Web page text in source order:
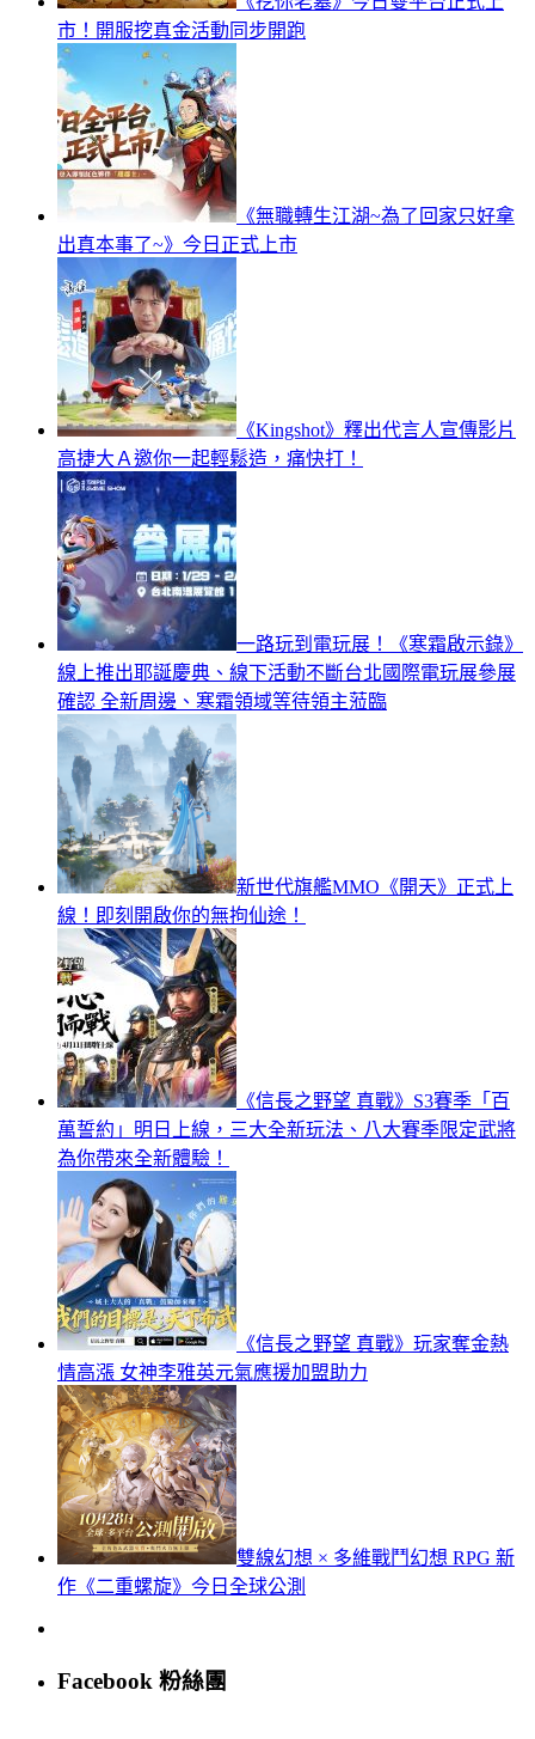
市！開服挖真金活動同步開跑
《無職轉生江湖~為了回家只好拿
出真本事了~》今日正式上市
《Kingshot》釋出代言人宣傳影片
高捷大Ａ邀你一起輕鬆造，痛快打！
一路玩到電玩展！《寒霜啟示錄》
線上推出耶誕慶典、線下活動不斷台北國際電玩展參展
確認 全新周邊、寒霜領域等待領主蒞臨
新世代旗艦MMO《開天》正式上
線！即刻開啟你的無拘仙途！
《信長之野望 真戰》S3賽季「百
萬誓約」明日上線，三大全新玩法、八大賽季限定武將
為你帶來全新體驗！
《信長之野望 真戰》玩家奪金熱
情高漲 女神李雅英元氣應援加盟助力
雙線幻想 × 多維戰鬥幻想 RPG 新
作《二重螺旋》今日全球公測
Facebook 粉絲團